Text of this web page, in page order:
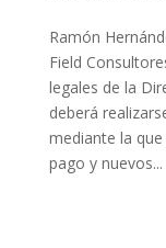
Ramón
Field
legales de la
deberá
mediante la
pago y nuevos...